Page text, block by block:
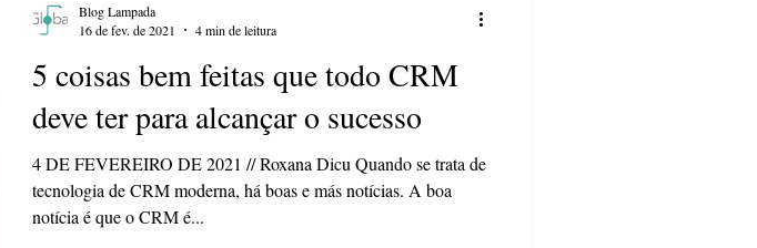
5 coisas bem feitas que todo CRM
deve ter para alcançar o sucesso
4 DE FEVEREIRO DE 2021 // Roxana Dicu Quando se trata de
tecnologia de CRM moderna, há boas e más notícias. A boa
notícia é que o CRM é...
Blog Lampada
16 de fev. de 2021
4 min de leitura